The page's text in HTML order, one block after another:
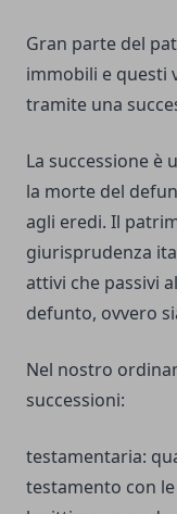
Gran parte del
immobili e questi
tramite una
La successione è
la morte del
agli eredi. Il
giurisprudenza
attivi che passivi
defunto, ovvero
Nel nostro
successioni:
testamentaria:
testamento con